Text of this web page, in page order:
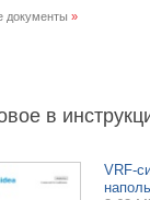
документы »
в
VRF-